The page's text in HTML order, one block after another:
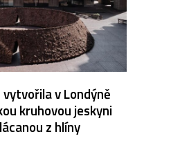
v Londýně
kruhovou jeskyni
z hlíny